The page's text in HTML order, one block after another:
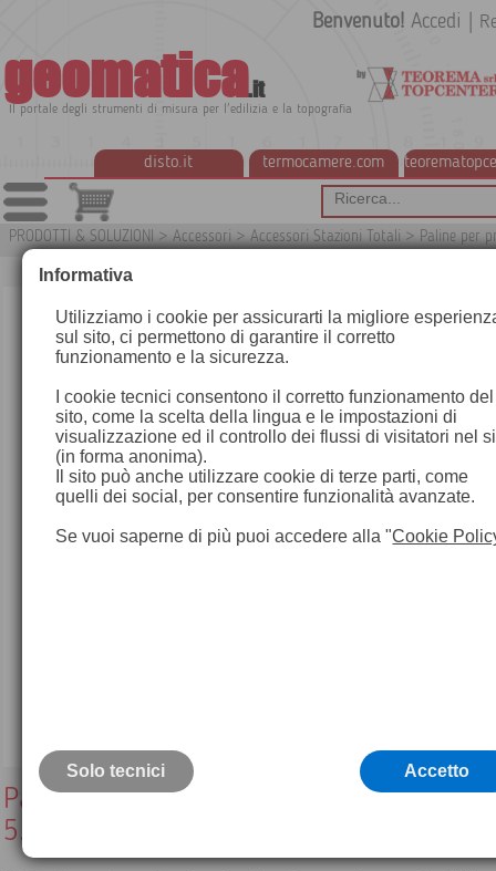
geomatica.it
Il portale degli strumenti di misura per l'edilizia e la topografia
disto.it termocamere.com
Benvenuto! Accedi
PRODOTTI & SOLUZIONI > Accessori > Accessori Stazioni Totali > Paline per
Palina telescopica portaprisma
5.00mt
Informativa
Utilizziamo i cookie per assicurarti la migliore
sul sito, ci permettono di garantire il corretto
funzionamento e la sicurezza.
I cookie tecnici consentono il corretto funzionamento del
sito, come la scelta della lingua e le impostazioni di
visualizzazione ed il controllo dei flussi di visitatori nel
(in forma anonima).
Il sito può anche utilizzare cookie di terze parti, come
quelli dei social, per consentire funzionalità avanzate.
Se vuoi saperne di più puoi accedere alla "Cookie
Solo tecnici Accetto